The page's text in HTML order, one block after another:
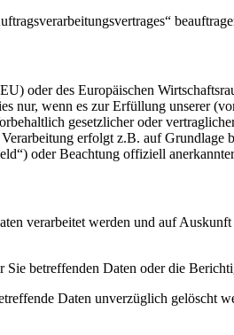
oder des Europäischen
nur, wenn es zur Erfüllung unserer
gesetzlicher oder
erfolgt z.B. auf
oder Beachtung offiziell
verarbeitet werden und auf
betreffenden Daten oder die
Daten unverzüglich